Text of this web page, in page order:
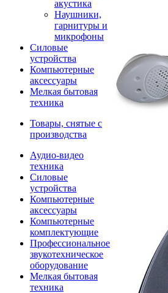
акустика
Наушники,
гарнитуры и
микрофоны
Силовые
устройства
Компьютерные
аксессуары
Мелкая бытовая
техника
Товары, снятые с
производства
Аудио-видео
техника
Силовые
устройства
Компьютерные
аксессуары
Компьютерные
комплектующие
Профессиональное
звукотехническое
оборудование
Мелкая бытовая
техника